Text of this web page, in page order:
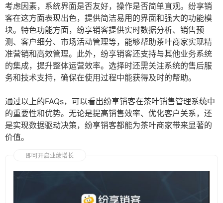
考虑因素，系统界面是否友好，操作是否简单直观。纷享销
客在这方面表现出色，提供简洁易用的界面和强大的功能模
块。特色功能方面，纷享销客提供实时数据分析、销售预
测、客户细分、市场活动管理等，能够帮助茶叶商家实现精
准营销和高效管理。此外，纷享销客还支持与其他业务系统
的集成，提升整体运营效率。选择时还需关注系统的售后服
务和技术支持，确保在使用过程中能获得及时的帮助。
通过以上的FAQs，可以看出纷享销客在茶叶销售管理系统中
的重要性和优势。无论是提高销售效率、优化客户关系，还
是实现数据驱动决策，纷享销客都能为茶叶商家带来显著的
价值。
即可开启业绩增长